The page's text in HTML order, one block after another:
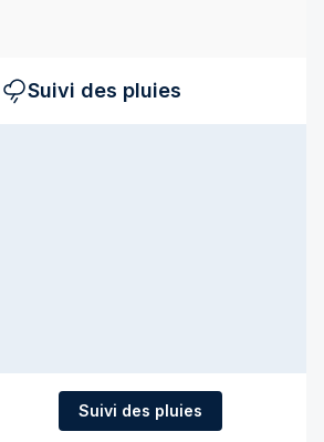
Suivi des pluies
Suivi des pluies